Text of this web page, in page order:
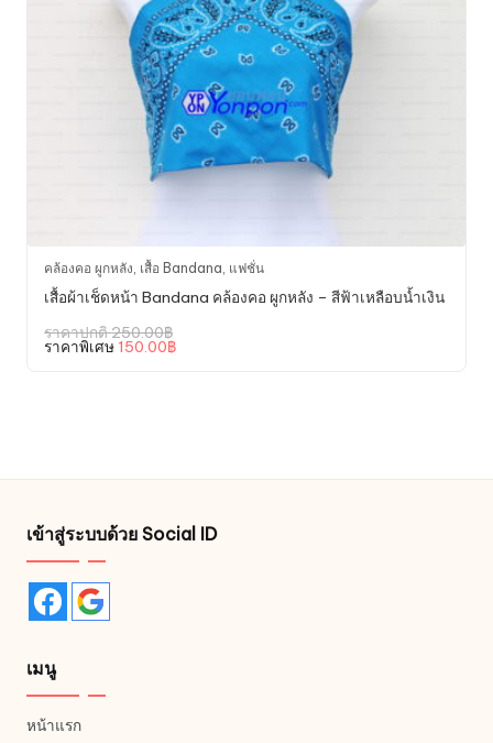
คล้องคอ ผูกหลัง, เสื้อ Bandana, แฟชั่น
เสื้อผ้าเช็ดหน้า Bandana คล้องคอ ผูกหลัง – สีฟ้าเหลือบน้ำเงิน
ราคาปกติ250.00฿Original
price
was:
ราคาพิเศษ 150.00฿Current
เข้าสู่ระบบด้วย Social ID
เมนู
หน้าแรก